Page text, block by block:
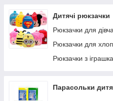
Дитячі рюкзачки
Рюкзачки для
Рюкзачки для
Рюкзачки з
Парасольки